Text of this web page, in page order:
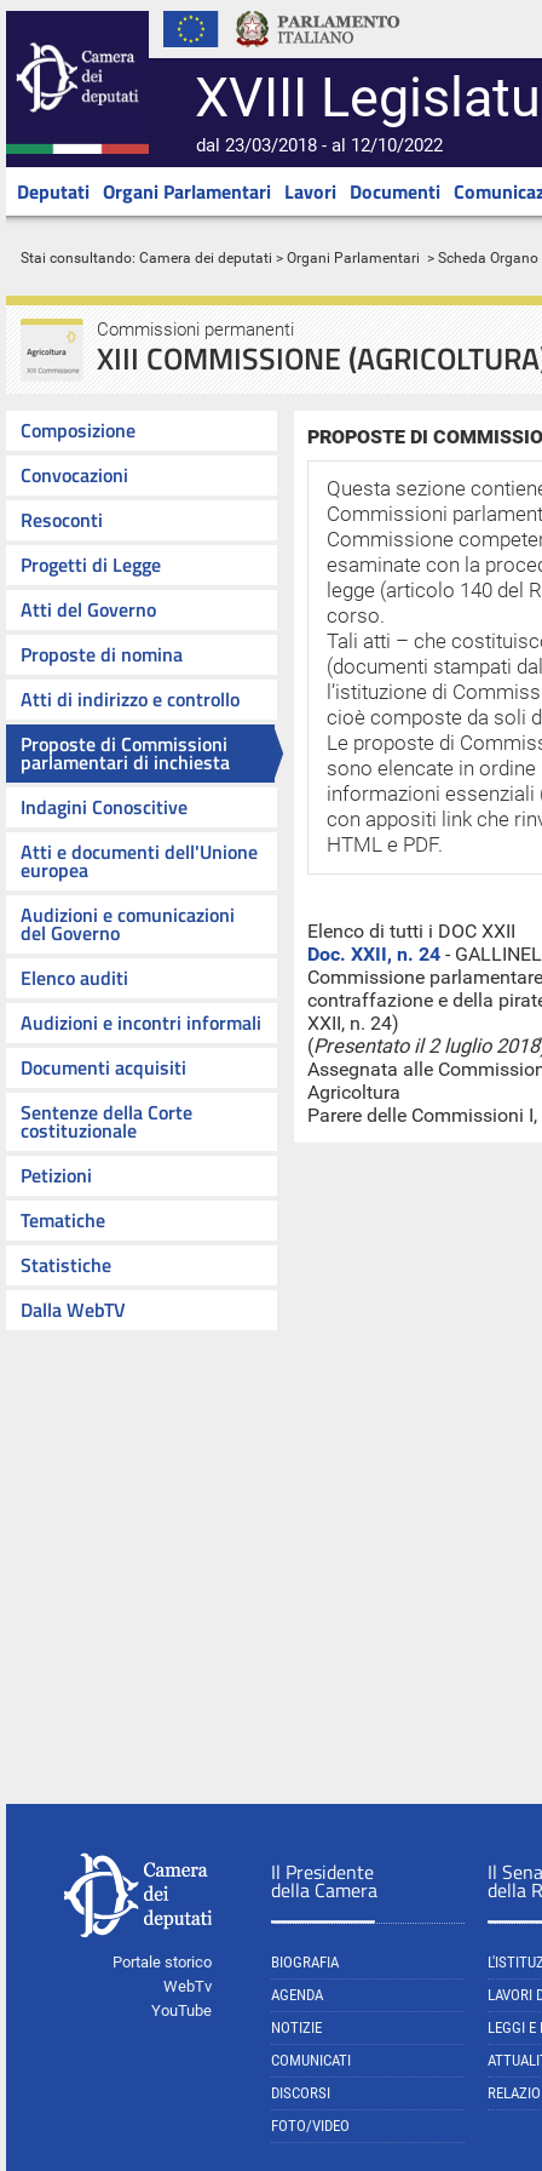
XVIII
dal 23/03/2018 - al 12/10/2022
Deputati Organi Parlamentari Lavori Documenti
Stai consultando: Camera dei deputati > Organi Parlamentari > Scheda Organo
Commissioni permanenti
XIII COMMISSIONE
Composizione
Convocazioni
Resoconti
Progetti di Legge
Atti del Governo
Proposte di nomina
Atti di indirizzo e controllo
Proposte di Commissioni
parlamentari di inchiesta
Indagini Conoscitive
Atti e documenti dell'Unione
europea
Audizioni e comunicazioni
del Governo
Elenco auditi
Audizioni e incontri informali
Documenti acquisiti
Sentenze della Corte
costituzionale
Petizioni
Tematiche
Statistiche
Dalla WebTV
PROPOSTE DI
Questa sezione
Commissioni
Commissione
esaminate con la
legge (articolo 140 del
corso.
Tali atti – che
(documenti stampati
l’istituzione di
cioè composte da soli
Le proposte di
sono elencate in
informazioni essenziali
con appositi link che
HTML e PDF.
Elenco di tutti i DOC XXII
Doc. XXII, n. 24 -
Commissione
contraffazione e della
XXII, n. 24)
(Presentato il 2 luglio 2018
Assegnata alle
Agricoltura
Parere delle Commissioni I,
Portale storico
WebTv
YouTube
Il Presidente
della Camera
BIOGRAFIA
AGENDA
NOTIZIE
COMUNICATI
DISCORSI
FOTO/VIDEO
Il
della
LAVORI
LEGGI E